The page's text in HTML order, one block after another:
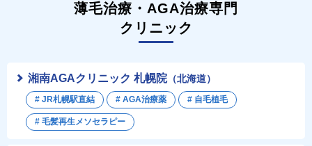
薄毛治療・AGA治療専門
クリニック
湘南AGAクリニック 札幌院（北海道）
# JR札幌駅直結 # AGA治療薬 # 自毛植毛
# 毛髪再生メソセラピー